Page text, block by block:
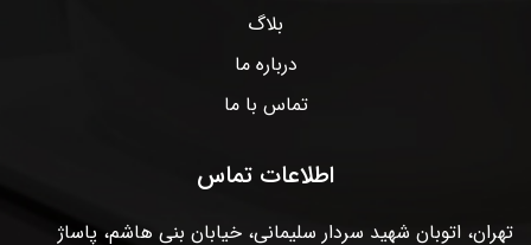
بلاگ
درباره ما
تماس با ما
اطلاعات تماس
تهران، اتوبان شهید سردار سلیمانی، خیابان بنی هاشم، پاساژ